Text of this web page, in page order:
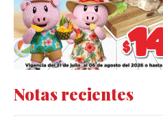
Notas recientes